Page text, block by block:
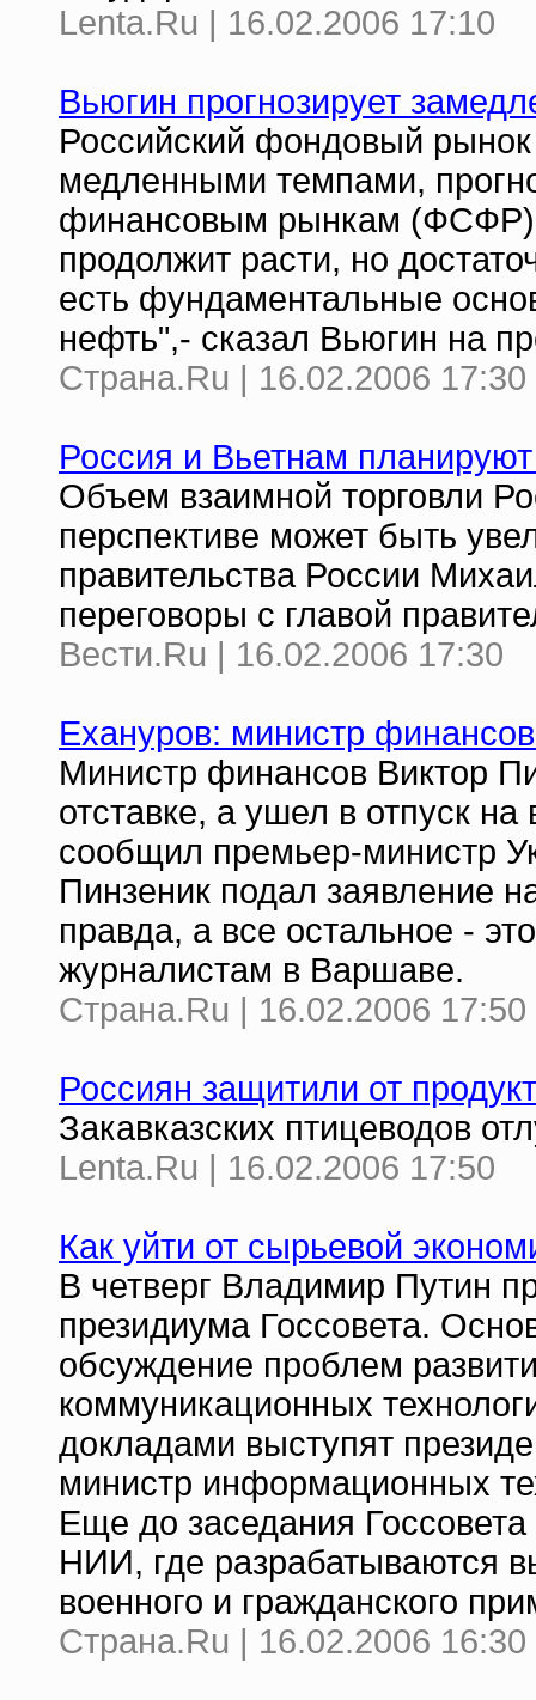
Lenta.Ru | 16.02.2006 17:10
Вьюгин прогнозирует
Российский фондовый
медленными темпами,
финансовым рынкам (ФСФР)
продолжит расти, но
есть фундаментальные
нефть",- сказал Вьюгин на
Страна.Ru | 16.02.2006 17:30
Россия и Вьетнам
Объем взаимной торговли
перспективе может быть
правительства России
переговоры с главой
Вести.Ru | 16.02.2006 17:30
Ехануров: министр
Министр финансов Виктор
отставке, а ушел в отпуск
сообщил премьер-министр
Пинзеник подал заявление
правда, а все остальное -
журналистам в Варшаве.
Страна.Ru | 16.02.2006 17:50
Россиян защитили от
Закавказских птицеводов
Lenta.Ru | 16.02.2006 17:50
Как уйти от сырьевой
В четверг Владимир Путин
президиума Госсовета.
обсуждение проблем
коммуникационных
докладами выступят
министр информационных
Еще до заседания
НИИ, где разрабатываются
военного и гражданского
Страна.Ru | 16.02.2006 16:30